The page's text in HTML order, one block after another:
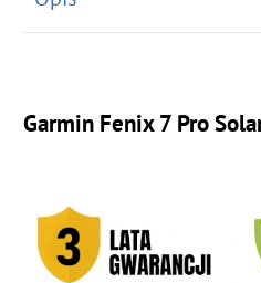
Garmin Fenix 7 Pro